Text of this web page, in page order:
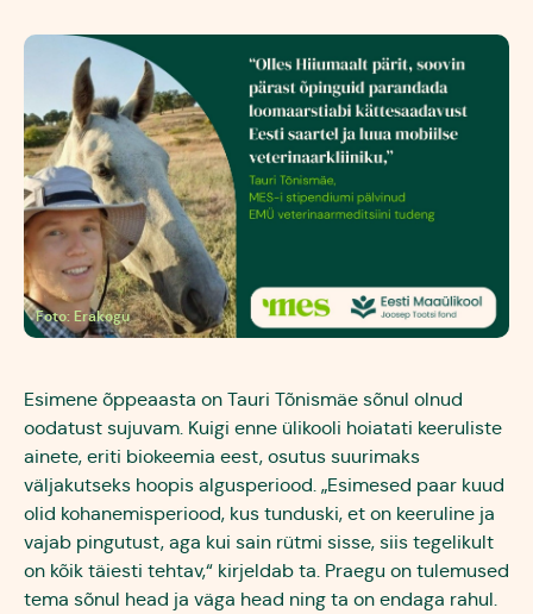
Foto: Erakogu
Esimene õppeaasta on Tauri Tõnismäe sõnul olnud
oodatust sujuvam. Kuigi enne ülikooli hoiatati keeruliste
ainete, eriti biokeemia eest, osutus suurimaks
väljakutseks hoopis algusperiood. „Esimesed paar kuud
olid kohanemisperiood, kus tunduski, et on keeruline ja
vajab pingutust, aga kui sain rütmi sisse, siis tegelikult
on kõik täiesti tehtav,“ kirjeldab ta. Praegu on tulemused
tema sõnul head ja väga head ning ta on endaga rahul.